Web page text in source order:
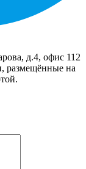
д.4, офис 112
размещённые на